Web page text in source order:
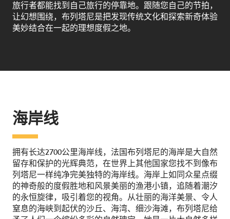
旅行者都能找到自己旅行的停靠地。跟随您自己的节拍，
让幻想围绕，布列塔尼是把发现传统文化和探索新奇体验
美妙结合在一起的理想度假之地。
海岸线
拥有长达2700公里海岸线，法国布列塔尼的海岸是大自然
留存和保护的光辉典范，在世界上其他国家您找不到像布
列塔尼一样纯净完美独特的海岸线。海岸上如同众星点缀
的神奇般的度假胜地和风景美丽的渔港小镇，追随着潮汐
的永恒旋律，吸引着您的视角。从壮丽的海洋美景、令人
窒息的海峡到起伏的沙丘、海湾、细沙海滩，布列塔尼给